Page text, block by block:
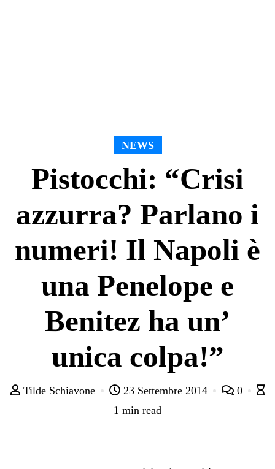
NEWS
Pistocchi: “Crisi
azzurra? Parlano i
numeri! Il Napoli è
una Penelope e
Benitez ha un’
unica colpa!”
Tilde Schiavone 23 Settembre 2014
0
1 min read